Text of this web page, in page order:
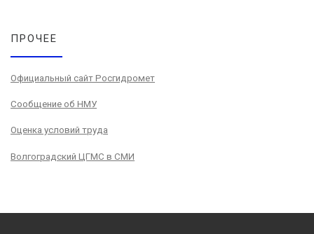
ПРОЧЕЕ
Официальный сайт Росгидромет
Сообщение об НМУ
Оценка условий труда
Волгоградский ЦГМС в СМИ